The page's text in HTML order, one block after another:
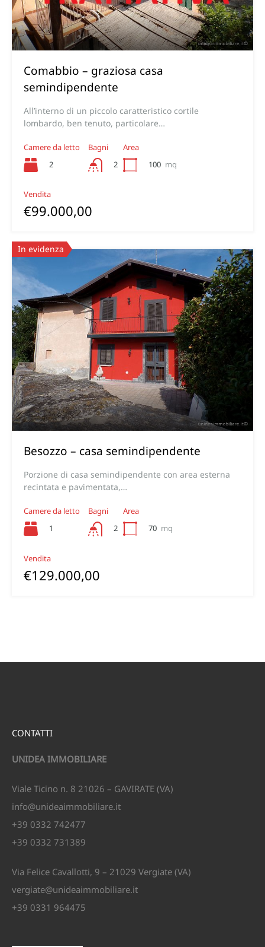
Comabbio – graziosa casa
semindipendente
All’interno di un piccolo caratteristico cortile
lombardo, ben tenuto, particolare…
Camere da letto
2
Bagni
2
Area
100 mq
Vendita
€99.000,00
In evidenza
Besozzo – casa semindipendente
Porzione di casa semindipendente con area esterna
recintata e pavimentata,…
Camere da letto
1
Bagni
2
Area
70 mq
Vendita
€129.000,00
CONTATTI
UNIDEA IMMOBILIARE
Viale Ticino n. 8 21026 – GAVIRATE (VA)
info@unideaimmobiliare.it
+39 0332 742477
+39 0332 731389
Via Felice Cavallotti, 9 – 21029 Vergiate (VA)
vergiate@unideaimmobiliare.it
+39 0331 964475